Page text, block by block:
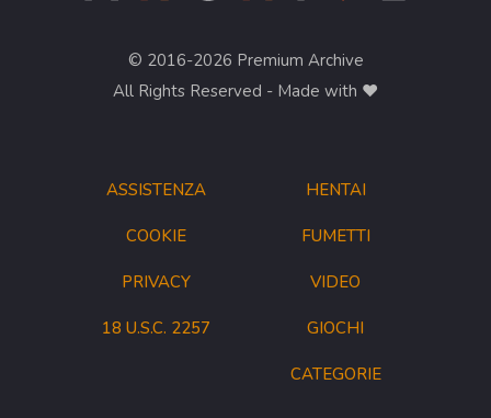
ASSISTENZA
COOKIE
PRIVACY
18 U.S.C. 2257
© 2016-2026 Premium Archive
All Rights Reserved - Made with ❤︎
HENTAI
FUMETTI
VIDEO
GIOCHI
CATEGORIE